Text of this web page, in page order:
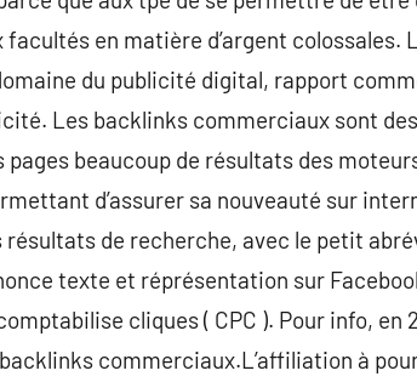
en matière d’argent colossales.
du publicité digital, rapport
Les backlinks commerciaux sont
beaucoup de résultats des
d’assurer sa nouveauté sur
de recherche, avec le petit
texte et réprésentation sur
cliques ( CPC ). Pour info, en
commerciaux.L’affiliation à